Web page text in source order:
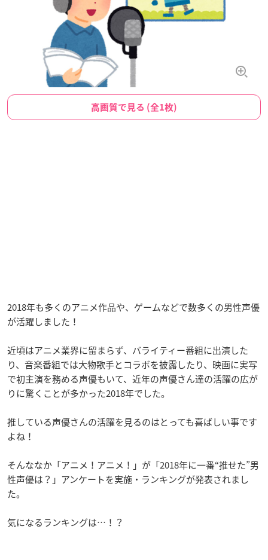
高画質で見る (全1枚)
2018年も多くのアニメ作品や、ゲームなどで数多くの男性声優
が活躍しました！
近頃はアニメ業界に留まらず、バライティー番組に出演した
り、音楽番組では大物歌手とコラボを披露したり、映画に実写
で初主演を務める声優もいて、近年の声優さん達の活躍の広が
りに驚くことが多かった2018年でした。
推している声優さんの活躍を見るのはとっても喜ばしい事です
よね！
そんななか「アニメ！アニメ！」が「2018年に一番“推せた”男
性声優は？」アンケートを実施・ランキングが発表されまし
た。
気になるランキングは…！？